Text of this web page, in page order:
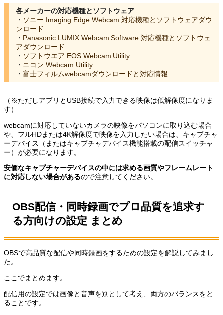
各メーカーの対応機種とソフトウェア
・ ソニー Imaging Edge Webcam 対応機種とソフトウェアダウ
ンロード
・ Panasonic LUMIX Webcam Software 対応機種とソフトウェ
アダウンロード
・ ソフトウエア EOS Webcam Utility
・ ニコン Webcam Utility
・ 富士フィルムwebcamダウンロードと対応情報
（※ただしアプリとUSB接続で入力できる映像は低解像度になりま
す）
webcamに対応していないカメラの映像をパソコンに取り込む場合
や、フルHDまたは4K解像度で映像を入力したい場合は、キャプチャ
ーデバイス（またはキャプチャデバイス機能搭載の配信スイッチャ
ー）が必要になります。
安価なキャプチャーデバイスの中には求める画質やフレームレート
に対応しない場合があるので注意してください。
OBS配信・同時録画でプロ品質を追求す
る方向けの設定 まとめ
OBSで高品質な配信や同時録画をするための設定を解説してみまし
た。
ここでまとめます。
配信用の設定では画像と音声を別として考え、両方のバランスをと
ることです。